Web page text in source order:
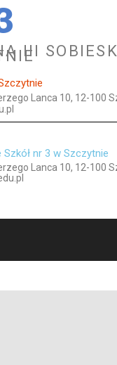
III
Lanca 10, 12-100
nr 3 w Szczytnie
Lanca 10, 12-100